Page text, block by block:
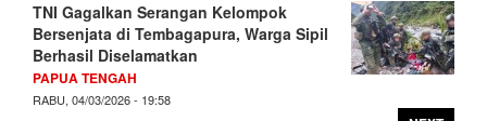
TNI Gagalkan Serangan Kelompok
Bersenjata di Tembagapura, Warga Sipil
Berhasil Diselamatkan
PAPUA TENGAH
RABU, 04/03/2026 - 19:58